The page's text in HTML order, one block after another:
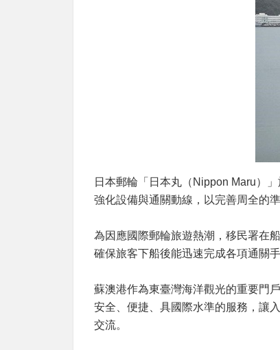
日本郵輪「日本丸（Nippon Maru）
強化設備與通關動線，以完善周全的
為因應國際郵輪旅遊熱潮，移民署在
確保旅客下船後能迅速完成各項通關
蘇澳港作為東臺灣海洋觀光的重要門
安全、便捷、具國際水準的服務，讓
交流。